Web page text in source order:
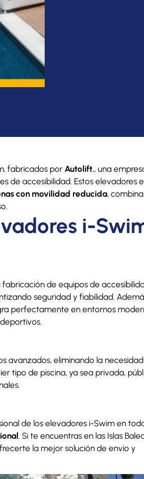
fabricados por Autolift., una
de accesibilidad. Estos elevadores
con movilidad reducida,
i-
de equipos de
seguridad y fiabilidad.
perfectamente en entornos
avanzados, eliminando la
tipo de piscina, ya sea privada,
de los elevadores i-Swim en
. Si te encuentras en las Islas
la mejor solución de envío y